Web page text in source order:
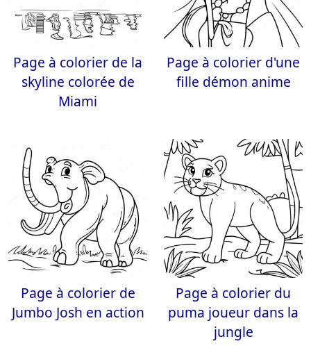
Page à colorier de la
skyline colorée de
Miami
Page à colorier d'une
fille démon anime
Page à colorier de
Jumbo Josh en action
Page à colorier du
puma joueur dans la
jungle